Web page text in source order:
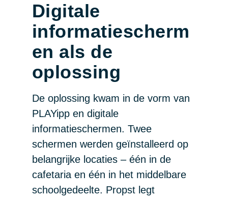
Digitale
informatiescherm
en als de
oplossing
De oplossing kwam in de vorm van
PLAYipp en digitale
informatieschermen. Twee
schermen werden geïnstalleerd op
belangrijke locaties – één in de
cafetaria en één in het middelbare
schoolgedeelte. Propst legt